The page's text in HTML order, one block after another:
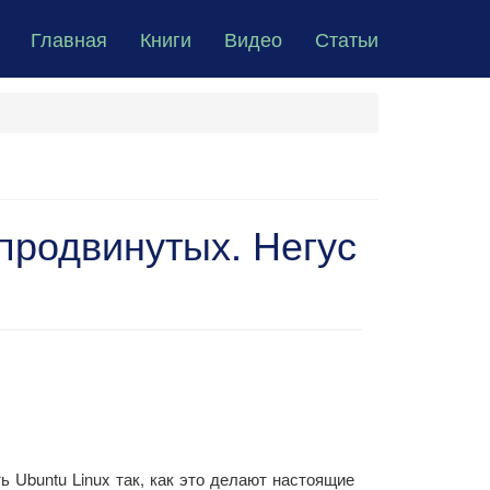
Главная Книги Видео Статьи
Негус
Ubuntu Linux так, как это делают настоящие